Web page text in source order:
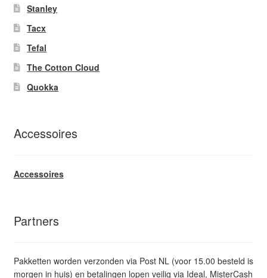
Stanley
Tacx
Tefal
The Cotton Cloud
Quokka
Accessoires
Accessoires
Partners
Pakketten worden verzonden via Post NL (voor 15.00 besteld is
morgen in huis) en betalingen lopen veilig via Ideal, MisterCash